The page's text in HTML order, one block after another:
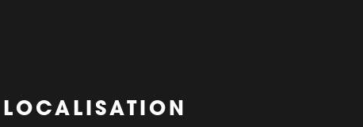
LOCALISATION